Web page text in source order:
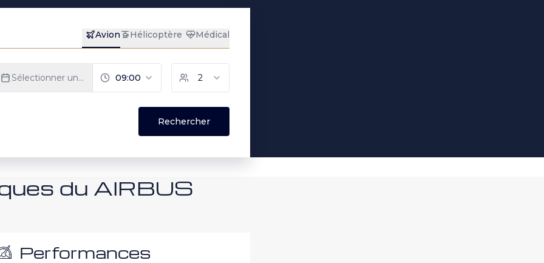
du AIRBUS
Performances